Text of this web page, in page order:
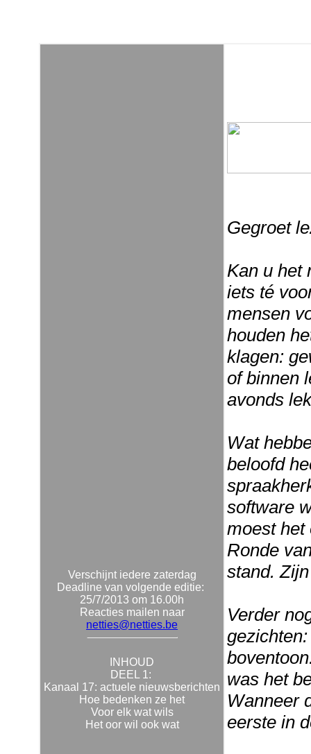
Verschijnt iedere zaterdag
Deadline van volgende editie:
25/7/2013 om 16.00h
Reacties mailen naar
netties@netties.be
INHOUD
DEEL 1:
Kanaal 17: actuele nieuwsberichten
Hoe bedenken ze het
Voor elk wat wils
Het oor wil ook wat
Gegroet
Kan u het
iets té
mensen
houden
klagen:
of binnen
avonds
Wat
beloofd
software
moest het
Ronde
stand.
Verder
was het
Wanneer
eerste in